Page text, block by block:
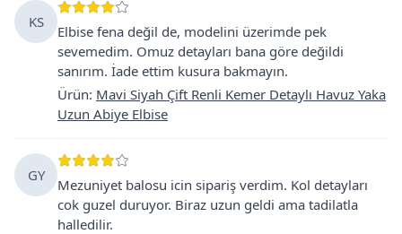
KS
Elbise fena değil de, modelini üzerimde pek
sevemedim. Omuz detayları bana göre değildi
sanırım. İade ettim kusura bakmayın.
Ürün: Mavi Siyah Çift Renli Kemer Detaylı Havuz Yaka
Uzun Abiye Elbise
GY
Mezuniyet balosu icin sipariş verdim. Kol detayları
cok guzel duruyor. Biraz uzun geldi ama tadilatla
halledilir.